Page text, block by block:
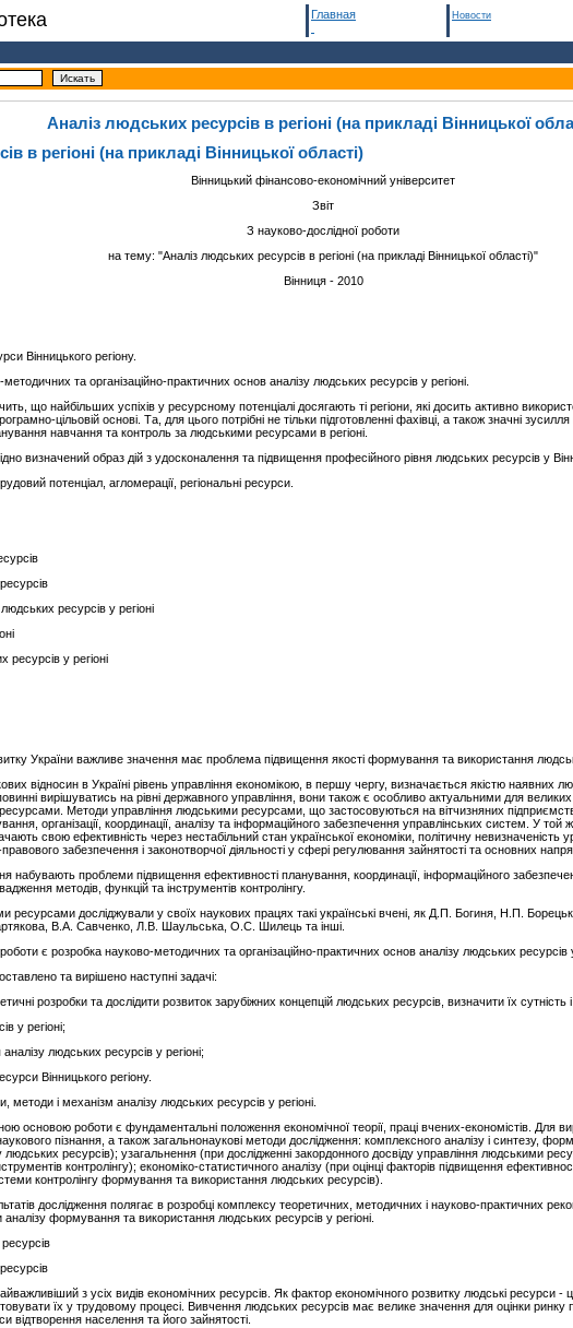
Главная Новости
Аналіз людських ресурсів в регіоні (на прикладі Вінницької
в регіоні (на прикладі Вінницької області)
Вінницький фінансово-економічний університет
Звіт
З науково-дослідної роботи
на тему: "Аналіз людських ресурсів в регіоні (на прикладі Вінницької області)"
Вінниця - 2010
Вінницького регіону.
та організаційно-практичних основ аналізу людських ресурсів у регіоні.
що найбільших успіхів у ресурсному потенціалі досягають ті регіони, які досить активно
цільовій основі. Та, для цього потрібні не тільки підготовленні фахівці, а також значні
навчання та контроль за людськими ресурсами в регіоні.
визначений образ дій з удосконалення та підвищення професійного рівня людських ресурсів у
потенціал, агломерації, регіональні ресурси.
ресурсів у регіоні
у регіоні
України важливе значення має проблема підвищення якості формування та використання
відносин в Україні рівень управління економікою, в першу чергу, визначається якістю наявних
вирішуватись на рівні державного управління, вони також є особливо актуальними для
Методи управління людськими ресурсами, що застосовуються на вітчизняних
організації, координації, аналізу та інформаційного забезпечення управлінських систем. У той
свою ефективність через нестабільний стан української економіки, політичну невизначеність
забезпечення і законотворчої діяльності у сфері регулювання зайнятості та основних
набувають проблеми підвищення ефективності планування, координації, інформаційного
методів, функцій та інструментів контролінгу.
ресурсами досліджували у своїх наукових працях такі українські вчені, як Д.П. Богиня, Н.П.
В.А. Савченко, Л.В. Шаульська, О.С. Шилець та інші.
є розробка науково-методичних та організаційно-практичних основ аналізу людських ресурсів у
та вирішено наступні задачі:
розробки та дослідити розвиток зарубіжних концепцій людських ресурсів, визначити їх сутність
у регіоні;
людських ресурсів у регіоні;
Вінницького регіону.
і механізм аналізу людських ресурсів у регіоні.
основою роботи є фундаментальні положення економічної теорії, праці вчених-економістів. Для
пізнання, а також загальнонаукові методи дослідження: комплексного аналізу і синтезу,
людських ресурсів); узагальнення (при дослідженні закордонного досвіду управління людськими
контролінгу); економіко-статистичного аналізу (при оцінці факторів підвищення
контролінгу формування та використання людських ресурсів).
дослідження полягає в розробці комплексу теоретичних, методичних і науково-практичних
формування та використання людських ресурсів у регіоні.
з усіх видів економічних ресурсів. Як фактор економічного розвитку людські ресурси -
їх у трудовому процесі. Вивчення людських ресурсів має велике значення для оцінки ринку
відтворення населення та його зайнятості.